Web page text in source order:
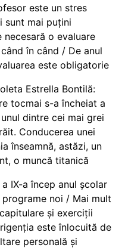
este un stres
sunt mai puțini
necesară o evaluare
în când / De anul
este obligatorie
Estrella Bontilă:
tocmai s-a încheiat a
dintre cei mai grei
Conducerea unei
înseamnă, astăzi, un
o muncă titanică
IX-a încep anul școlar
noi / Mai mult
și exerciții
este înlocuită de
personală și